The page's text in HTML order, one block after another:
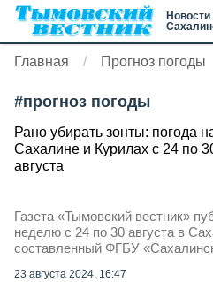
Главная Прогноз погоды
#прогноз погоды
Рано убирать зонты: погода
Сахалине и Курилах с 24 по
августа
Газета «Тымовский вестник»
неделю с 24 по 30 августа в
составленный ФГБУ
23 августа 2024, 16:47